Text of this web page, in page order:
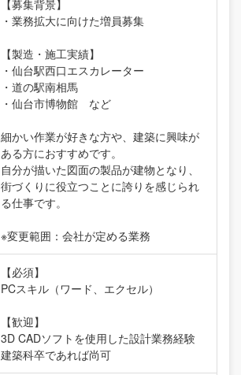
【募集背景】
・業務拡大に向けた増員募集
【製造・施工実績】
・仙台駅西口エスカレーター
・道の駅南相馬
・仙台市博物館 など
細かい作業が好きな方や、建築に興味が
ある方におすすめです。
自分が描いた図面の製品が建物となり、
街づくりに役立つことに誇りを感じられ
る仕事です。
※変更範囲：会社が定める業務
【必須】
PCスキル（ワード、エクセル）
【歓迎】
3D CADソフトを使用した設計業務経験
建築科卒であれば尚可